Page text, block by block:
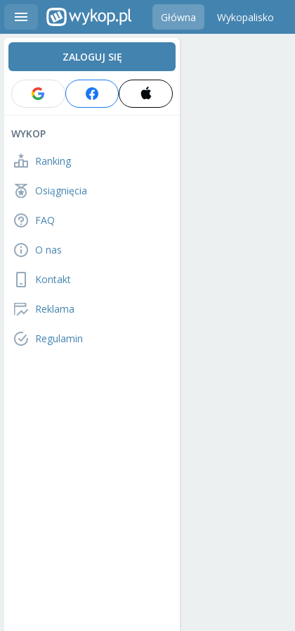
Główna Wykopalisko
ZALOGUJ SIĘ
WYKOP
Ranking
Osiągnięcia
FAQ
O nas
Kontakt
Reklama
Regulamin